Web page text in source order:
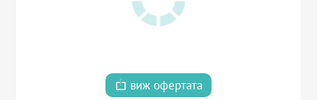
виж офертата